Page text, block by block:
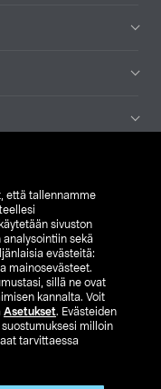
että tallennamme
sivuston
analysointiin sekä
evästeitä:
mainosevästeet.
sillä ne ovat
kannalta. Voit
Asetukset. Evästeiden
milloin
tarvittaessa